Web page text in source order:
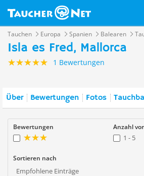
Tauchen Europa Spanien Balearen
Isla es Fred, Mallorca
1 Bewertungen
Über Bewertungen Fotos
Bewertungen Anzahl
1 - 5
Sortieren nach
Empfohlene Einträge